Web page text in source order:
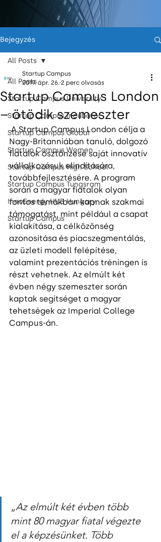
Bejegyzés
All Posts
Startup Campus University
Startup Campus Incubator
Startup Campus Global
Startup Campus Women
Startup Campus High School
Startup Campus Tungsram
InnoEnergy HUB Hungary
Startup Campus
All Posts
Startup Campus London
– ötödik szemeszter
Startup Campus
2019. ápr. 26. 2 perc olvasás
A Startup Campus London célja a
Nagy-Britanniában tanuló, dolgozó
fiatalok ösztönzése saját innovatív
vállalkozásuk elindítására,
továbbfejlesztésére. A program
során a magyar fiatalok olyan
fontos témákban kapnak szakmai
támogatást, mint például a csapat
kialakítása, a célközönség
azonosítása és piacszegmentálás,
az üzleti modell felépítése,
valamint prezentációs tréningen is
részt vehetnek. Az elmúlt két
évben négy szemeszter során
kaptak segítséget a magyar
tehetségek az Imperial College
Campus-án.
„Az elmúlt két évben több
mint 80 magyar fiatal végezte
el a képzésünket. Több